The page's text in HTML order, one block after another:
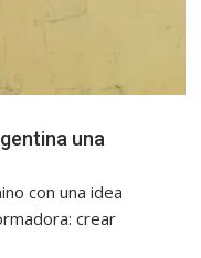
una
con una idea
crear